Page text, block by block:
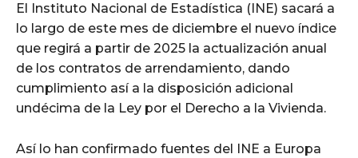
El Instituto Nacional de Estadística (INE) sacará a
lo largo de este mes de diciembre el nuevo índice
que regirá a partir de 2025 la actualización anual
de los contratos de arrendamiento, dando
cumplimiento así a la disposición adicional
undécima de la Ley por el Derecho a la Vivienda.
Así lo han confirmado fuentes del INE a Europa